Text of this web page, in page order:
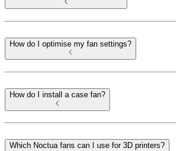
How do I optimise my fan settings?
How do I install a case fan?
Which Noctua fans can I use for 3D printers?